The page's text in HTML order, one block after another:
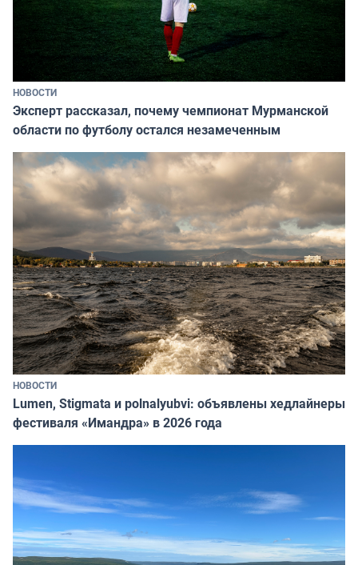
НОВОСТИ
Эксперт рассказал, почему чемпионат Мурманской
области по футболу остался незамеченным
НОВОСТИ
Lumen, Stigmata и polnalyubvi: объявлены хедлайнеры
фестиваля «Имандра» в 2026 года